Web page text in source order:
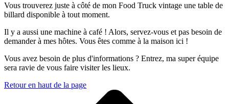
Vous trouverez juste à côté de mon Food Truck vintage une table de
billard disponible à tout moment.
Il y a aussi une machine à café ! Alors, servez-vous et pas besoin de
demander à mes hôtes. Vous êtes comme à la maison ici !
Vous avez besoin de plus d'informations ? Entrez, ma super équipe
sera ravie de vous faire visiter les lieux.
Retour en haut de la page